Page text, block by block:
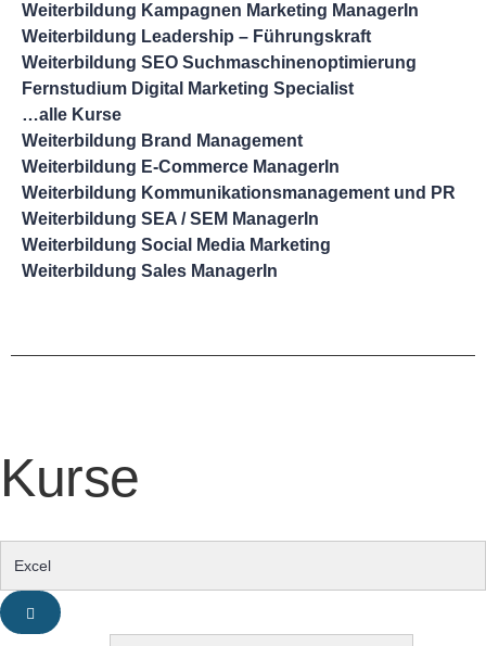
Weiterbildung Kampagnen Marketing ManagerIn
Weiterbildung Leadership – Führungskraft
Weiterbildung SEO Suchmaschinenoptimierung
Fernstudium Digital Marketing Specialist
…alle Kurse
Weiterbildung Brand Management
Weiterbildung E-Commerce ManagerIn
Weiterbildung Kommunikationsmanagement und PR
Weiterbildung SEA / SEM ManagerIn
Weiterbildung Social Media Marketing
Weiterbildung Sales ManagerIn
Kurse